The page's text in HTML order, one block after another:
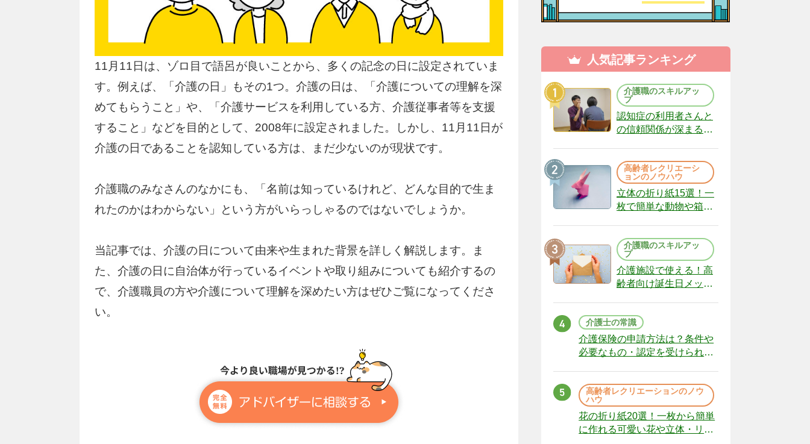
11月11日は、ゾロ目で語呂が良いことから、多くの記念の日に設定されていま
す。例えば、「介護の日」もその1つ。介護の日は、「介護についての理解を深
めてもらうこと」や、「介護サービスを利用している方、介護従事者等を支援
すること」などを目的として、2008年に設定されました。しかし、11月11日が
介護の日であることを認知している方は、まだ少ないのが現状です。
介護職のみなさんのなかにも、「名前は知っているけれど、どんな目的で生ま
れたのかはわからない」という方がいらっしゃるのではないでしょうか。
当記事では、介護の日について由来や生まれた背景を詳しく解説します。ま
た、介護の日に自治体が行っているイベントや取り組みについても紹介するの
で、介護職員の方や介護について理解を深めたい方はぜひご覧になってくださ
い。
人気記事ランキング
介護職のスキルアッ
プ
認知症の利用者さんと
の信頼関係が深まる声
（22）
高齢者レクリエーシ
ョンのノウハウ
立体の折り紙15選！一
枚で簡単な動物や箱、
介護職のスキルアッ
プ
介護施設で使える！高
齢者向け誕生日メッセ
介護士の常識
介護保険の申請方法は？条件や
必要なもの・認定を受けられな
高齢者レクリエーションのノウ
ハウ
花の折り紙20選！一枚から簡単
に作れる可愛い花や立体・リー